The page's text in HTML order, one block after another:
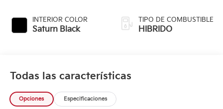
INTERIOR COLOR
Saturn Black
TIPO DE COMBUSTIBLE
HIBRIDO
Todas las características
Opciones Especificaciones